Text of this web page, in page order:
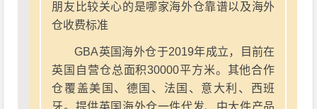
朋友比较关心的是哪家海外仓靠谱以及海外
仓收费标准
GBA英国海外仓于2019年成立，目前在
英国自营仓总面积30000平方米。其他合作
仓覆盖美国、德国、法国、意大利、西班
牙。提供英国海外仓一件代发、中大件产品